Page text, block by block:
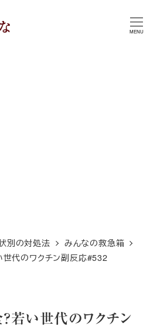
MENU
別の対処法
みんなの救急箱
世代のワクチン副反応#532
若い世代のワクチン